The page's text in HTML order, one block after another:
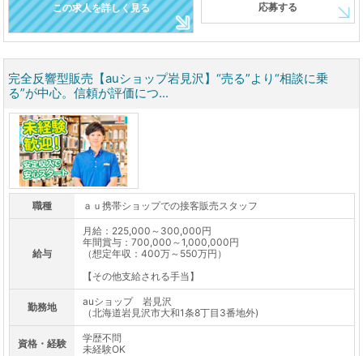
この求人を詳しく見る 応募する
完全反響型販売【auショップ岩見沢】“売る”より“相談に乗
る”が中心。信頼が評価につ...
職種 ａｕ携帯ショップでの接客販売スタッフ
給与
月給：225,000～300,000円
年間賞与：700,000～1,000,000円
（想定年収：400万～550万円）
【その他支給される手当】
勤務地
auショップ 岩見沢
（北海道岩見沢市大和1条8丁目3番地外)
資格・経験
学歴不問
未経験OK